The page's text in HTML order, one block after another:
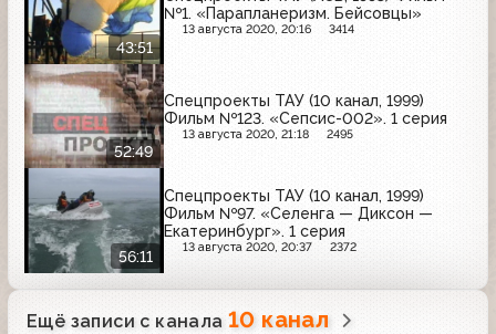
43:51
№1. «Парапланеризм. Бейсовцы»
13 августа 2020, 20:16 3414
52:49
Спецпроекты ТАУ (10 канал, 1999)
Фильм №123. «Сепсис-002». 1 серия
13 августа 2020, 21:18 2495
56:11
Спецпроекты ТАУ (10 канал, 1999)
Фильм №97. «Селенга — Диксон —
Екатеринбург». 1 серия
13 августа 2020, 20:37 2372
Ещё записи с канала 10 канал